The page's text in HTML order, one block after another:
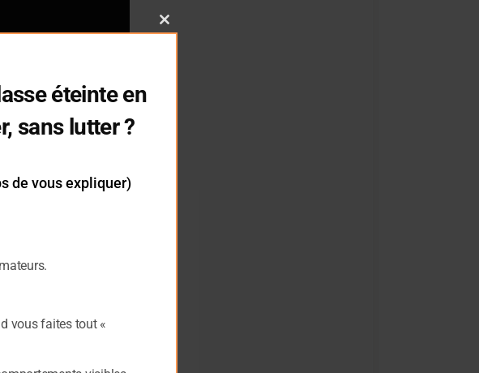
clinicienne, spécialiste
sont unanimement
expertise au profit de
Close
éteinte en
sans lutter ?
de vous expliquer)
vous faites tout «